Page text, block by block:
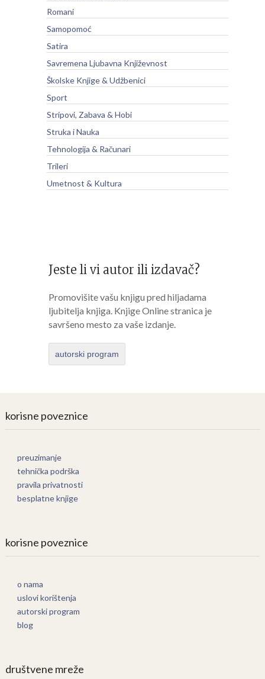
Romani
Samopomoć
Satira
Savremena Ljubavna Književnost
Školske Knjige & Udžbenici
Sport
Stripovi, Zabava & Hobi
Struka i Nauka
Tehnologija & Računari
Trileri
Umetnost & Kultura
Jeste li vi autor ili izdavač?
Promovišite vašu knjigu pred hiljadama
ljubitelja knjiga. Knjige Online stranica je
savršeno mesto za vaše izdanje.
autorski program
korisne poveznice
preuzimanje
tehnička podrška
pravila privatnosti
besplatne knjige
korisne poveznice
o nama
uslovi korištenja
autorski program
blog
društvene mreže